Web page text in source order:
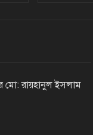
মো: রায়হানুল ইসলাম